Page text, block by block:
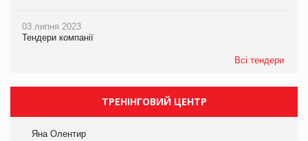
03 липня 2023
Тендери компанії
Всі тендери
ТРЕНІНГОВИЙ ЦЕНТР
Яна Олентир